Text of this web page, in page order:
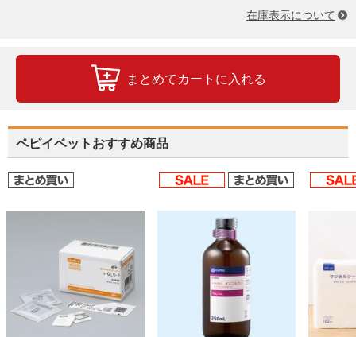
在庫表示について
まとめてカートに入れる
ペピイベットおすすめ商品